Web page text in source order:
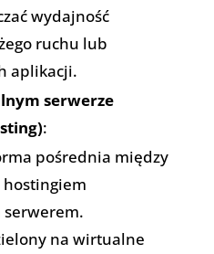
wydajność
ruchu lub
aplikacji.
serwerze
:
pośrednia między
hostingiem
na wirtualne